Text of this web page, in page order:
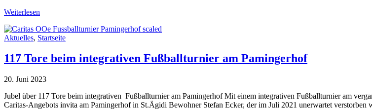
Weiterlesen
Aktuelles, Startseite
117 Tore beim integrativen Fußballturnier am Pamingerhof
20. Juni 2023
Jubel über 117 Tore beim integrativen Fußballturnier am Pamingerhof Mit einem integrativen Fußballturnier am
Caritas-Angebots invita am Pamingerhof in St.Ägidi Bewohner Stefan Ecker, der im Juli 2021 unerwartet verstorben